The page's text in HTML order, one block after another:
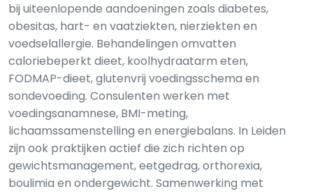
bij uiteenlopende aandoeningen zoals diabetes,
obesitas, hart- en vaatziekten, nierziekten en
voedselallergie. Behandelingen omvatten
caloriebeperkt dieet, koolhydraatarm eten,
FODMAP-dieet, glutenvrij voedingsschema en
sondevoeding. Consulenten werken met
voedingsanamnese, BMI-meting,
lichaamssamenstelling en energiebalans. In Leiden
zijn ook praktijken actief die zich richten op
gewichtsmanagement, eetgedrag, orthorexia,
boulimia en ondergewicht. Samenwerking met